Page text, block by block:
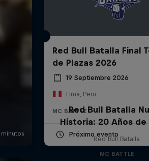
Red Bull Batalla Final
de Plazas 2026
19 Septiembre 2026
Lima, Peru
MC BATTLE
Próximo evento
Red Bull Batalla
Historia: 20 Años de
Red Bull Batalla
MC BATTLE